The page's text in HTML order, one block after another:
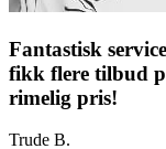
Fantastisk
fikk flere tilbud
rimelig pris!
Trude B.